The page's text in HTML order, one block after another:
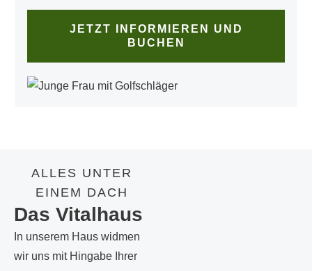
JETZT INFORMIEREN UND
BUCHEN
ALLES UNTER
EINEM DACH
Das Vitalhaus
In unserem Haus widmen
wir uns mit Hingabe Ihrer